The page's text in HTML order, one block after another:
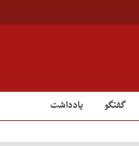
گفتگو یادداشت